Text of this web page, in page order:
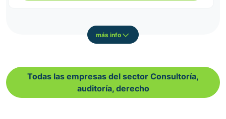
más info
Todas las empresas del sector Consultoría,
auditoría, derecho